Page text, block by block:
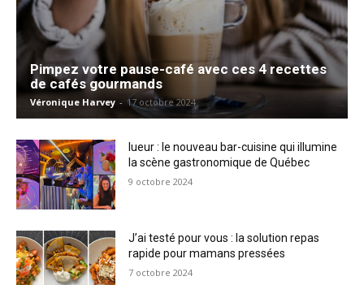
Pimpez votre pause-café avec ces 4 recettes
de cafés gourmands
Véronique Harvey - 17 octobre 2024
lueur : le nouveau bar-cuisine qui illumine
la scène gastronomique de Québec
9 octobre 2024
J’ai testé pour vous : la solution repas
rapide pour mamans pressées
7 octobre 2024